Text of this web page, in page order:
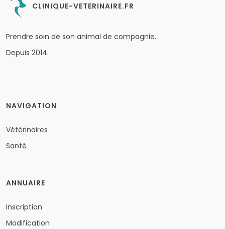
CLINIQUE-VETERINAIRE.FR
Prendre soin de son animal de compagnie.
Depuis 2014.
NAVIGATION
Vétérinaires
Santé
ANNUAIRE
Inscription
Modification